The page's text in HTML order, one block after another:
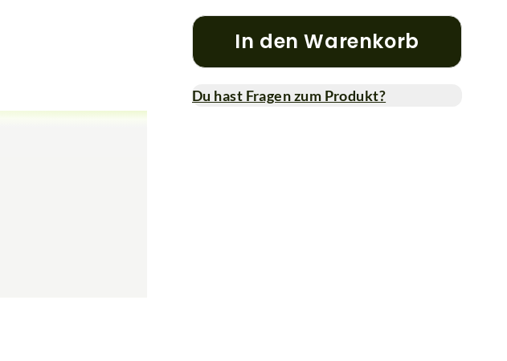
In den Warenkorb
Du hast Fragen zum Produkt?